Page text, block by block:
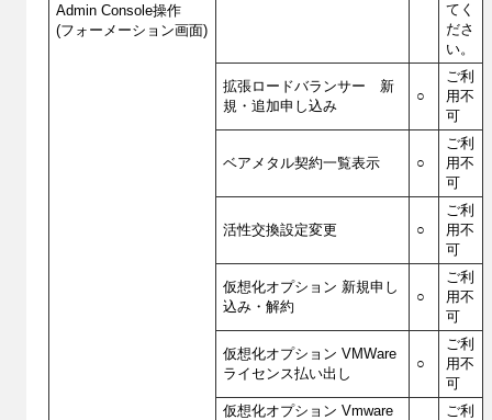
Admin Console操作
(フォーメーション画面)
てく
ださ
い。
拡張ロードバランサー 新
規・追加申し込み
○
ご利
用不
可
ベアメタル契約一覧表示 ○
ご利
用不
可
活性交換設定変更 ○
ご利
用不
可
仮想化オプション 新規申し
込み・解約
○
ご利
用不
可
仮想化オプション VMWare
ライセンス払い出し
○
ご利
用不
可
仮想化オプション Vmware
ご利